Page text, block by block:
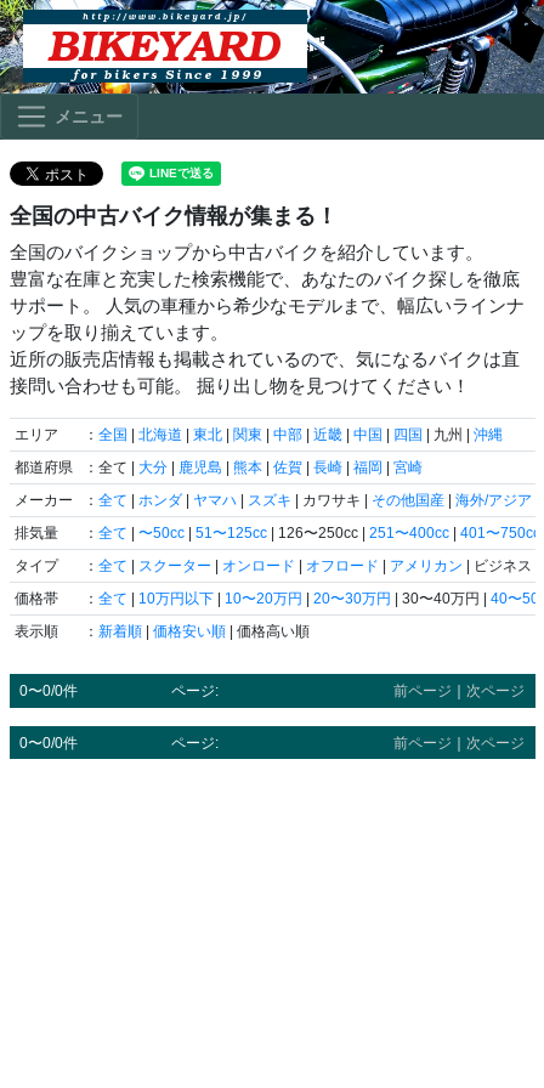
メニュー
全国の中古バイク情報が集まる！
全国のバイクショップから中古バイクを紹介しています。
豊富な在庫と充実した検索機能で、あなたのバイク探しを徹底
サポート。 人気の車種から希少なモデルまで、幅広いラインナ
ップを取り揃えています。
近所の販売店情報も掲載されているので、気になるバイクは直
接問い合わせも可能。 掘り出し物を見つけてください！
エリア ： 全国 | 北海道 | 東北 | 関東 | 中部 | 近畿 | 中国 | 四国 | 九州 | 沖縄
都道府県
：全て | 大分 | 鹿児島 | 熊本 | 佐賀 | 長崎 | 福岡 | 宮崎
メーカー
： 全て | ホンダ | ヤマハ | スズキ | カワサキ | その他国産 | 海外/アジア
排気量
： 全て | 〜50cc | 51〜125cc | 126〜250cc | 251〜400cc | 401〜750cc
タイプ
： 全て | スクーター | オンロード | オフロード | アメリカン | ビジネス |
価格帯
： 全て | 10万円以下 | 10〜20万円 | 20〜30万円 | 30〜40万円 | 40〜50
表示順
： 新着順 | 価格安い順 | 価格高い順
0〜0/0件 ページ: 前ページ 次ページ
0〜0/0件 ページ: 前ページ ｜ 次ページ